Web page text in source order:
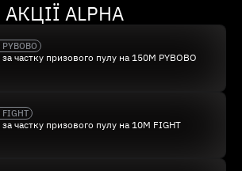
АКЦІЇ ALPHA
частку призового пулу на 150M PYBOBO
FIGHT
за частку призового пулу на 10M FIGHT